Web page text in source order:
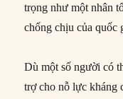
trọng như một nhân
chống chịu của quốc
Dù một số người có
trợ cho nỗ lực kháng